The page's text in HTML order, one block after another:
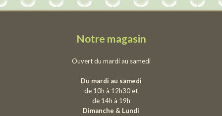
Notre magasin
Ouvert du mardi au samedi
Du mardi au samedi
de 10h à 12h30 et
de 14h à 19h
Dimanche & Lundi